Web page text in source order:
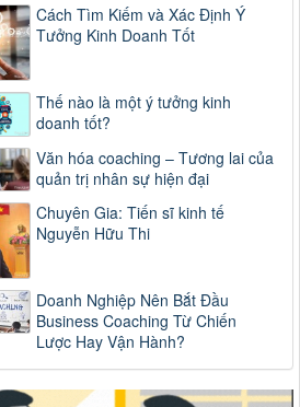
Cách Tìm Kiếm và Xác Định Ý
Tưởng Kinh Doanh Tốt
Thế nào là một ý tưởng kinh
doanh tốt?
Văn hóa coaching – Tương lai của
quản trị nhân sự hiện đại
Chuyên Gia: Tiến sĩ kinh tế
Nguyễn Hữu Thi
Doanh Nghiệp Nên Bắt Đầu
Business Coaching Từ Chiến
Lược Hay Vận Hành?